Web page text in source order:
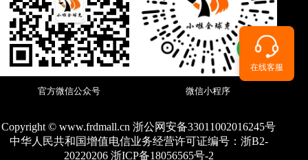
官方微信公众号 微信小程序
在线客服
Copyright © www.frdmall.cn 浙公网安备33011002016245号
中华人民共和国增值电信业务经营许可证编号： 浙B2-
20220206 浙ICP备18056565号-2